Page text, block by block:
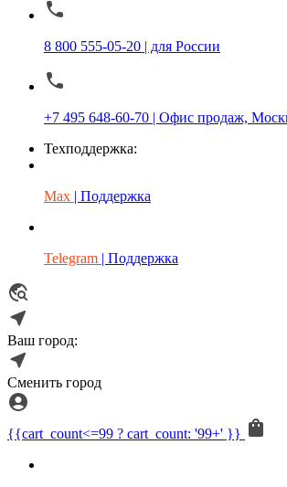
8 800 555-05-20 | для России
+7 495 648-60-70 | Офис продаж,
Техподдержка:
Max | Поддержка
Telegram | Поддержка
Ваш город:
Сменить город
{{cart_count<=99 ? cart_count: '99+' }}